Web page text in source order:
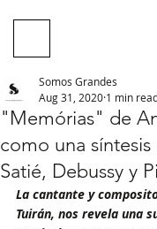
"Memórias" de
como una
Satié, Debussy y
Somos Grandes
Aug 31, 2020 1 min
La cantante y
Tuirán, nos revela una